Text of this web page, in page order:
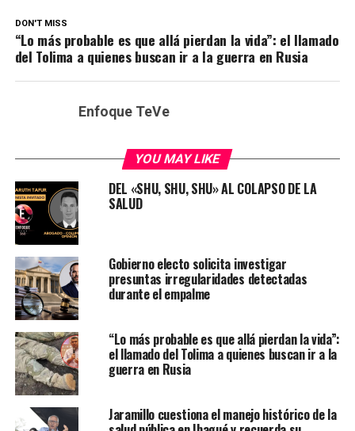
DON'T MISS
“Lo más probable es que allá pierdan la vida”: el llamado
del Tolima a quienes buscan ir a la guerra en Rusia
Enfoque TeVe
YOU MAY LIKE
DEL «SHU, SHU, SHU» AL COLAPSO DE LA
SALUD
Gobierno electo solicita investigar
presuntas irregularidades detectadas
durante el empalme
“Lo más probable es que allá pierdan la vida”:
el llamado del Tolima a quienes buscan ir a la
guerra en Rusia
Jaramillo cuestiona el manejo histórico de la